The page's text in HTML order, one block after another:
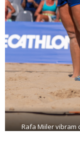
Rafa Miiler vibram